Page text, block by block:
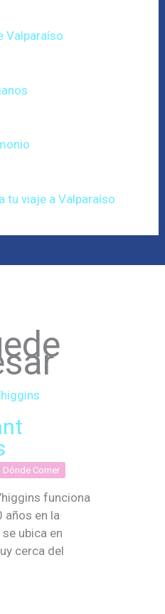
Valparaíso
tu viaje a Valparaíso
Dónde Comer
funciona
años en la
ubica en
cerca del